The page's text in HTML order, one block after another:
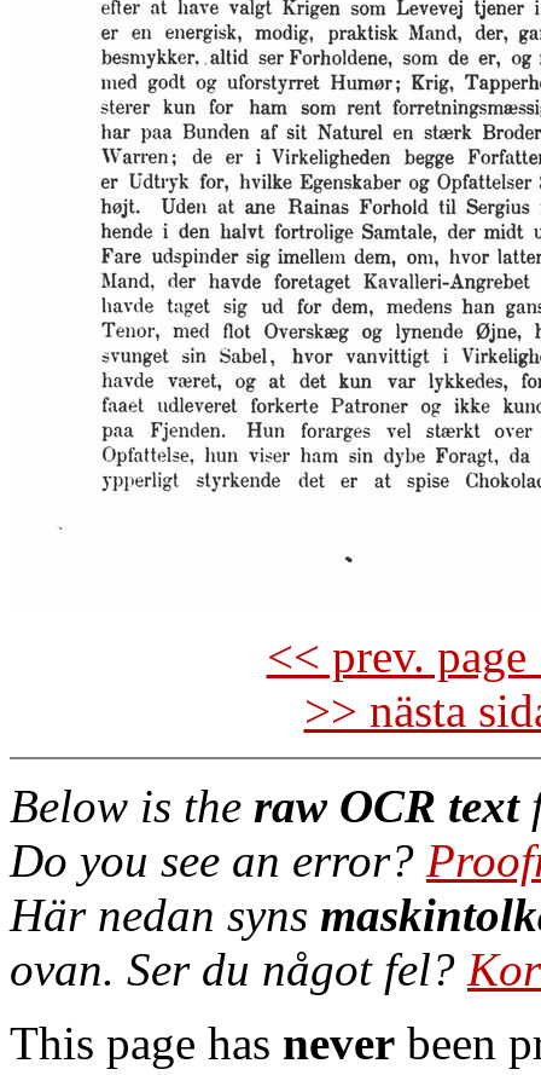
<< prev.
>> nästa
Below is the raw OCR text
Do you see an error?
Här nedan syns
ovan. Ser du något fel?
This page has never been